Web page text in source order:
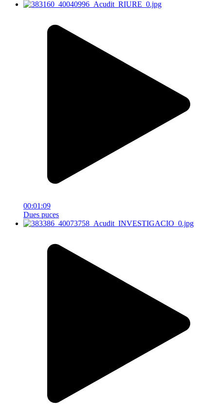
00:01:09
Dues puces